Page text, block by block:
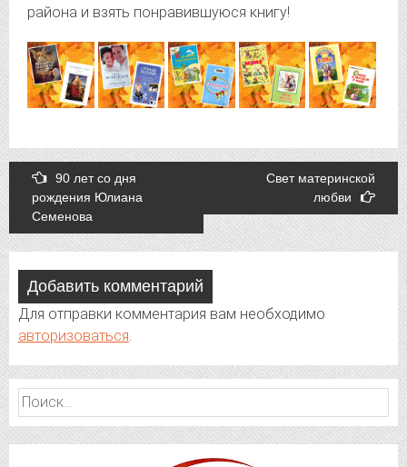
района и взять понравившуюся книгу!
Post
navigation
90 лет со дня
рождения Юлиана
Семенова
Свет материнской
любви
Добавить комментарий
Для отправки комментария вам необходимо
авторизоваться.
Найти: